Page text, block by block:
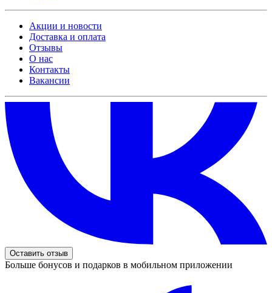
Акции и новости
Доставка и оплата
Отзывы
О нас
Контакты
Вакансии
Оставить отзыв
Больше бонусов и подарков в мобильном приложении